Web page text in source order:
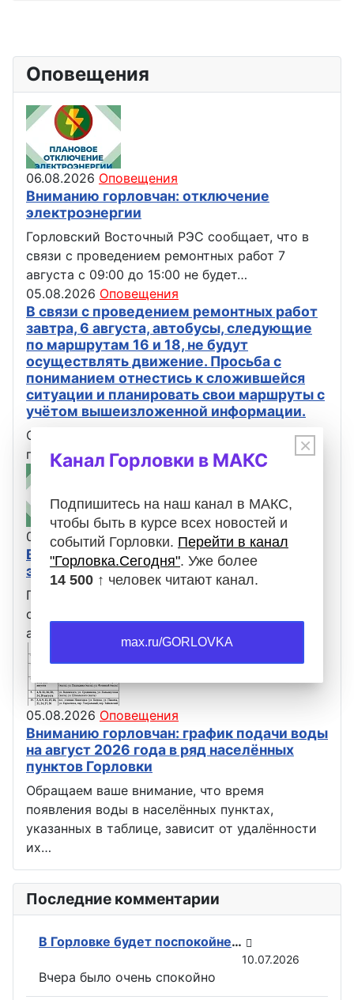
Оповещения
06.08.2026 Оповещения
Вниманию горловчан: отключение
электроэнергии
Горловский Восточный РЭС сообщает, что в
связи с проведением ремонтных работ 7
августа с 09:00 до 15:00 не будет…
05.08.2026 Оповещения
В связи с проведением ремонтных работ
завтра, 6 августа, автобусы, следующие
по маршрутам 16 и 18, не будут
осуществлять движение. Просьба с
пониманием отнестись к сложившейся
ситуации и планировать свои маршруты с
учётом вышеизложенной информации.
Официальная информация от Администрация
городского округа Горловка
05.08.2026 Оповещения
Вниманию горловчан: отключение
электроэнергии
Горловский Восточный РЭС сообщает, что в
связи с проведением ремонтных работ 6
августа с 09:00 до 16:00 не будет…
05.08.2026 Оповещения
Вниманию горловчан: график подачи воды
на август 2026 года в ряд населённых
пунктов Горловки
Обращаем ваше внимание, что время
появления воды в населённых пунктах,
указанных в таблице, зависит от удалённости
их…
Последние комментарии
В Горловке будет поспокойней: ВС РФ возвели флаги на всех ключевых точках при освобождении Константиновки
10.07.2026
Вчера было очень спокойно
×
Канал Горловки в МАКС
Подпишитесь на наш канал в МАКС,
чтобы быть в курсе всех новостей и
событий Горловки. Перейти в канал
"Горловка.Сегодня". Уже более
14 500 ↑ человек читают канал.
max.ru/GORLOVKA